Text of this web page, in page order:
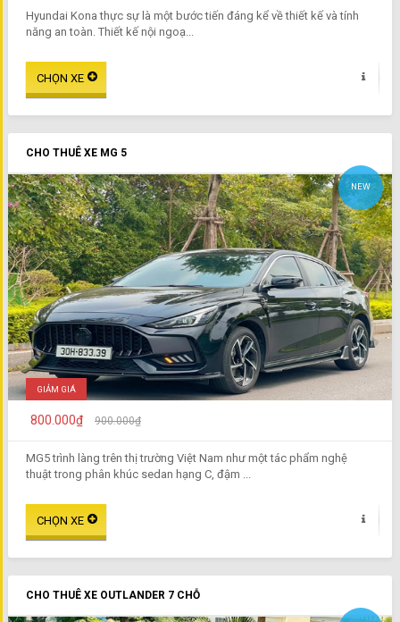
Hyundai Kona thực sự là một bước tiến đáng kể về thiết kế và tính
năng an toàn. Thiết kế nội ngoạ...
CHO THUÊ XE MG 5
NEW
GIẢM GIÁ
800.000₫ 900.000₫
MG5 trình làng trên thị trường Việt Nam như một tác phẩm nghệ
thuật trong phân khúc sedan hạng C, đậm ...
CHO THUÊ XE OUTLANDER 7 CHỖ